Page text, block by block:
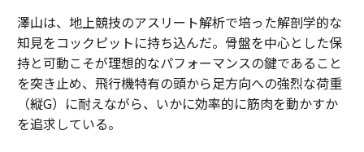
澤山は、地上競技のアスリート解析で培った解剖学的な
知見をコックピットに持ち込んだ。骨盤を中心とした保
持と可動こそが理想的なパフォーマンスの鍵であること
を突き止め、飛行機特有の頭から足方向への強烈な荷重
（縦G）に耐えながら、いかに効率的に筋肉を動かすか
を追求している。